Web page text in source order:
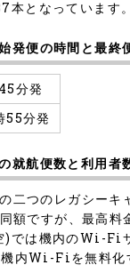
となっています。
発便の時間と最終
分発
55分発
就航便数と利用者
つのレガシーキ
額ですが、最高
は機内のWi-Fi
内Wi-Fiを無料化